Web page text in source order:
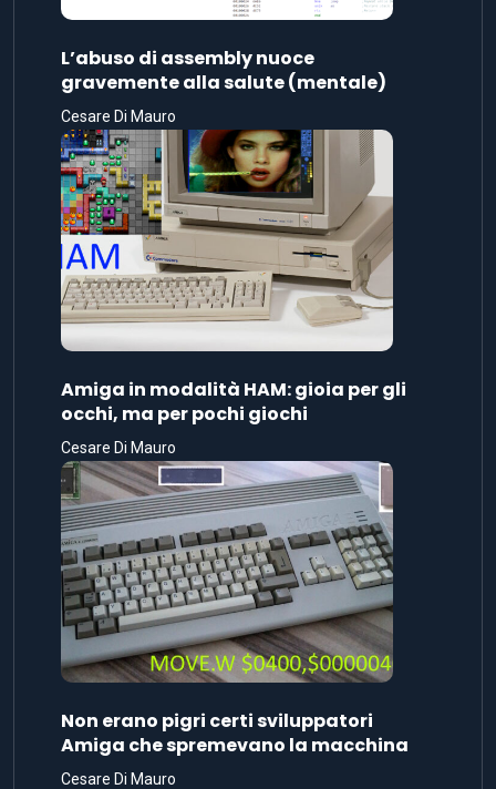
L’abuso di assembly nuoce
gravemente alla salute (mentale)
Cesare Di Mauro
Amiga in modalità HAM: gioia per gli
occhi, ma per pochi giochi
Cesare Di Mauro
Non erano pigri certi sviluppatori
Amiga che spremevano la macchina
Cesare Di Mauro